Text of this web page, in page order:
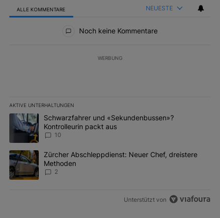
ALLE KOMMENTARE NEUESTE
Noch keine Kommentare
WERBUNG
AKTIVE UNTERHALTUNGEN
Das Folgende ist eine Liste der am meisten kommentierten
Ein Trendartikel mit dem Titel "Schwarzfahrer und
Schwarzfahrer und «Sekundenbussen»?
Kontrolleurin packt aus
10
Ein Trendartikel mit dem Titel "Zürcher Abschleppdienst: Neuer
Zürcher Abschleppdienst: Neuer Chef, dreistere
Methoden
2
Unterstützt von